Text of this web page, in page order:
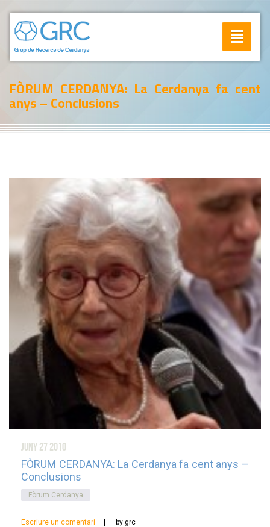
Toggle
FÒRUM CERDANYA: La Cerdanya fa cent
anys – Conclusions
juny 27 2010
FÒRUM CERDANYA: La Cerdanya fa cent anys –
Conclusions
Fòrum Cerdanya
Escriure un comentari by grc